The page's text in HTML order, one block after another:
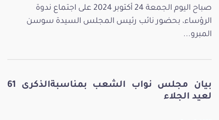
صباح اليوم الجمعة 24 أكتوبر 2024 على اجتماع ندوة
الرؤساء، بحضور نائب رئيس المجلس السيدة سوسن
المبرو...
بيان مجلس نواب الشعب بمناسبةالذكرى 61
لعيد الجلاء